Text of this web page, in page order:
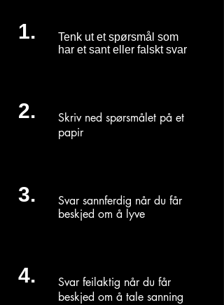
1.
Tenk ut et spørsmål som
har et sant eller falskt svar
2.
Skriv ned spørsmålet på et
papir
3.
Svar sannferdig når du får
beskjed om å lyve
4.
Svar feilaktig når du får
beskjed om å tale sanning